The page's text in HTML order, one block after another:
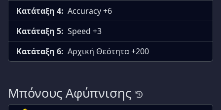
Κατάταξη 4: Accuracy +6
Κατάταξη 5: Speed +3
Κατάταξη 6: Αρχική Θεότητα +200
Μπόνους Αφύπνισης